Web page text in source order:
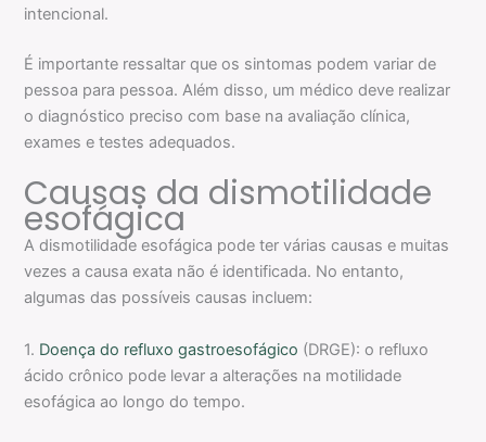
intencional.
É importante ressaltar que os sintomas podem variar de
pessoa para pessoa. Além disso, um médico deve realizar
o diagnóstico preciso com base na avaliação clínica,
exames e testes adequados.
Causas da dismotilidade
esofágica
A dismotilidade esofágica pode ter várias causas e muitas
vezes a causa exata não é identificada. No entanto,
algumas das possíveis causas incluem:
1. Doença do refluxo gastroesofágico (DRGE): o refluxo
ácido crônico pode levar a alterações na motilidade
esofágica ao longo do tempo.